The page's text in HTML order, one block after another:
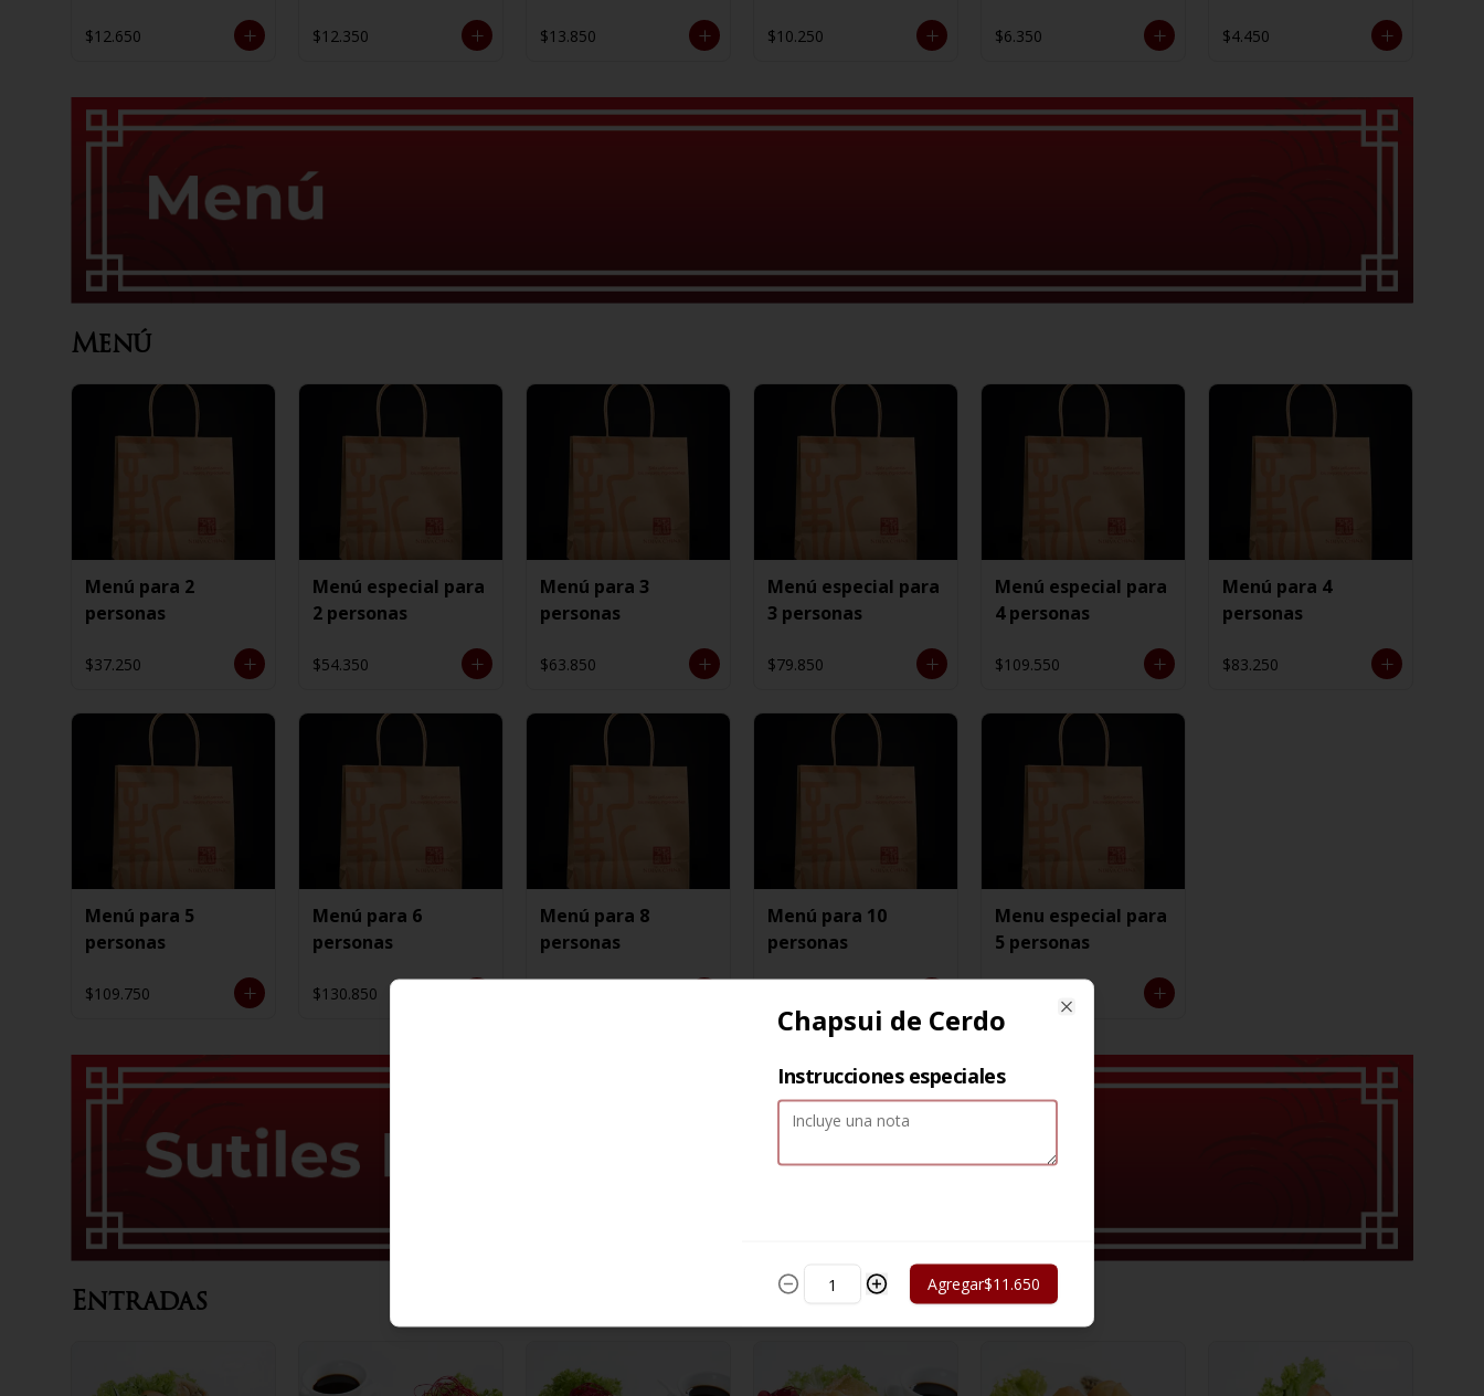
$12.650 $12.350 $13.850 $10.250 $6.350 $4.450
Menú
Menú para 2
personas
$37.250
Menú especial para
2 personas
$54.350
Menú para 3
personas
$63.850
Menú especial para
3 personas
$79.850
Menú especial para
4 personas
$109.550
Menú para 4
personas
$83.250
Menú para 5
personas
$109.750
Menú para 6
personas
$130.850
Menú para 8
personas
Menú para 10
personas
Menu especial para
5 personas
Entradas
Chapsui de Cerdo
Instrucciones especiales
Agregar$11.650